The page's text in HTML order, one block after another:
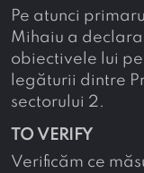
Pe atunci
Mihaiu a
obiectivele lui
legăturii dintre
sectorului 2.
TO VERIFY
Verificăm ce